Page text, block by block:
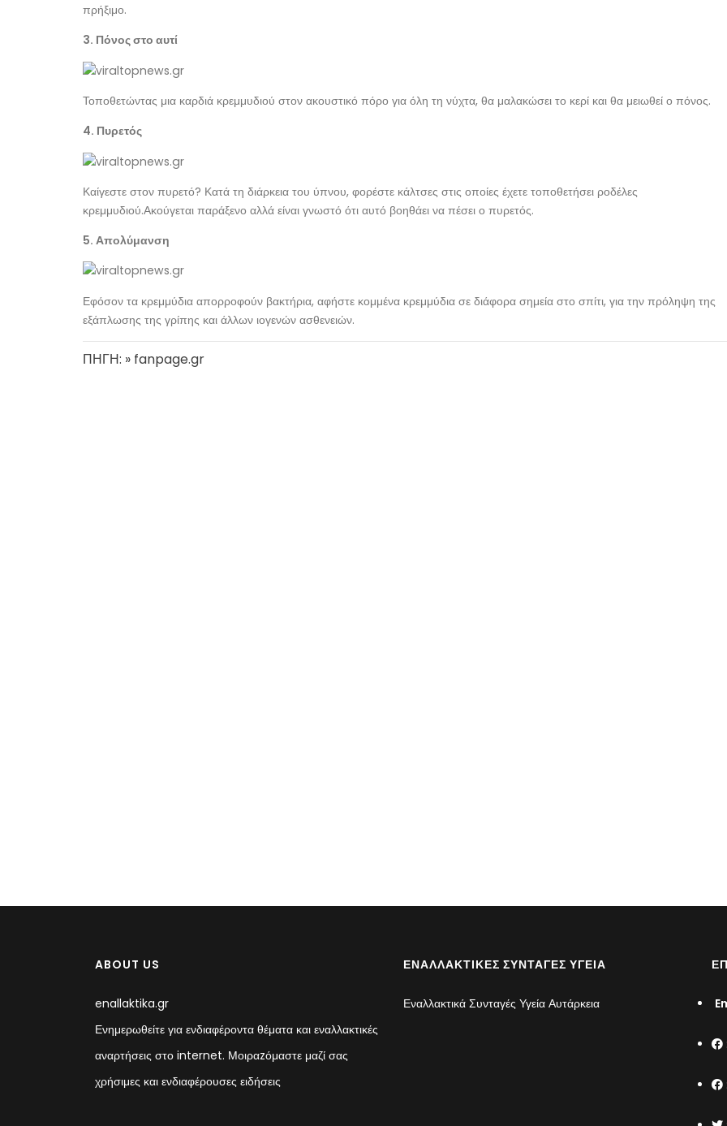
πρήξιμο.
3. Πόνος στο αυτί
Τοποθετώντας μια καρδιά κρεμμυδιού στον ακουστικό πόρο για όλη τη νύχτα, θα μαλακώσει το κερί και θα μειωθεί ο πόνος.
4. Πυρετός
Καίγεστε στον πυρετό? Κατά τη διάρκεια του ύπνου, φορέστε κάλτσες στις οποίες έχετε τοποθετήσει ροδέλες
κρεμμυδιού.Ακούγεται παράξενο αλλά είναι γνωστό ότι αυτό βοηθάει να πέσει ο πυρετός.
5. Απολύμανση
Εφόσον τα κρεμμύδια απορροφούν βακτήρια, αφήστε κομμένα κρεμμύδια σε διάφορα σημεία στο σπίτι, για την πρόληψη της
εξάπλωσης της γρίπης και άλλων ιογενών ασθενειών.
ΠΗΓΗ: » fanpage.gr
ABOUT US
enallaktika.gr
Ενημερωθείτε για ενδιαφέροντα θέματα και εναλλακτικές
αναρτήσεις στο internet. Μοιραzόμαστε μαζί σας
χρήσιμες και ενδιαφέρουσες ειδήσεις
ΕΝΑΛΛΑΚΤΙΚΈΣ ΣΥΝΤΑΓΈΣ ΥΓΕΊΑ
Εναλλακτικά Συνταγές Υγεία Αυτάρκεια